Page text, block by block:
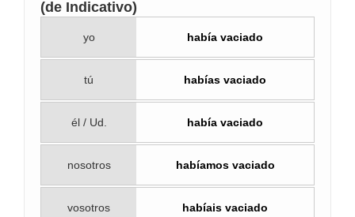
(de Indicativo)
yo había vaciado
tú habías vaciado
él / Ud. había vaciado
nosotros habíamos vaciado
vosotros habíais vaciado